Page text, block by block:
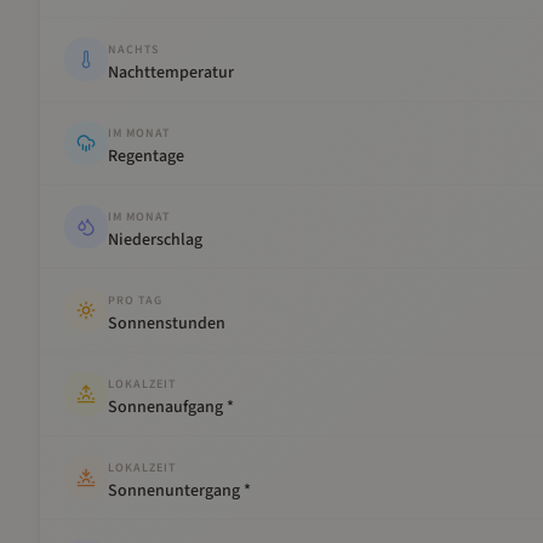
NACHTS
Nachttemperatur
IM MONAT
Regentage
IM MONAT
Niederschlag
PRO TAG
Sonnenstunden
LOKALZEIT
Sonnenaufgang *
LOKALZEIT
Sonnenuntergang *